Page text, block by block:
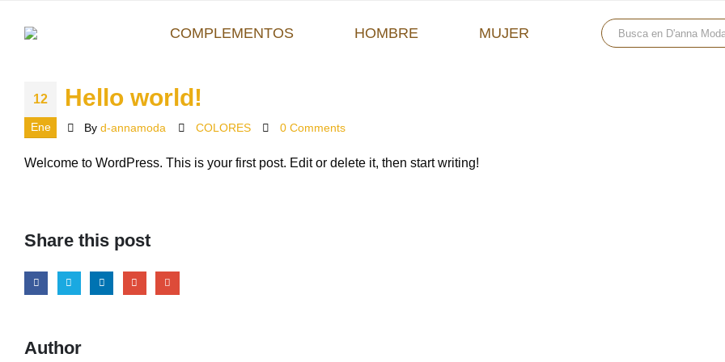
COMPLEMENTOS HOMBRE MUJER
12
Ene
Hello world!
By d-annamoda COLORES 0 Comments
Welcome to WordPress. This is your first post. Edit or delete it, then start writing!
Share this post
Author